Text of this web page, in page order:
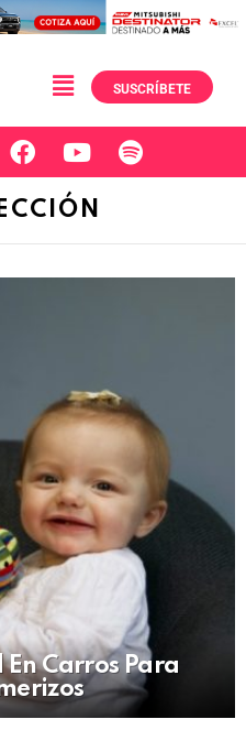
SUSCRÍBETE
Carros Para